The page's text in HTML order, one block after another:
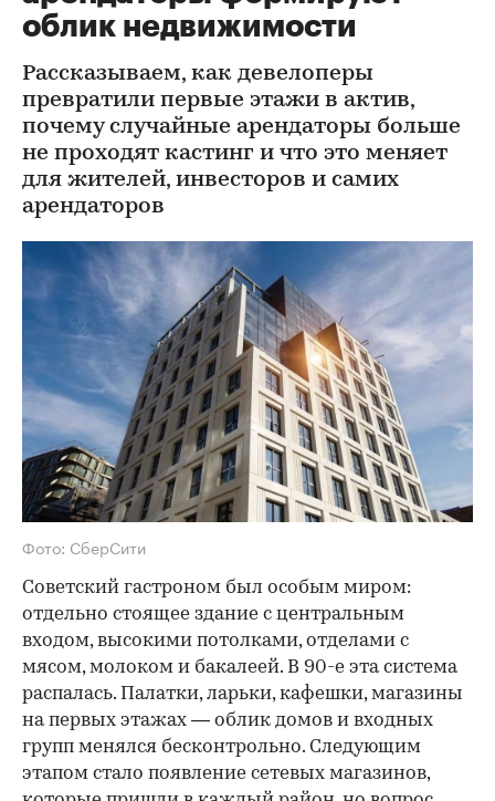
облик недвижимости
Рассказываем, как девелоперы
превратили первые этажи в актив,
почему случайные арендаторы больше
не проходят кастинг и что это меняет
для жителей, инвесторов и самих
арендаторов
Фото: СберСити
Советский гастроном был особым миром:
отдельно стоящее здание с центральным
входом, высокими потолками, отделами с
мясом, молоком и бакалеей. В 90-е эта система
распалась. Палатки, ларьки, кафешки, магазины
на первых этажах — облик домов и входных
групп менялся бесконтрольно. Следующим
этапом стало появление сетевых магазинов,